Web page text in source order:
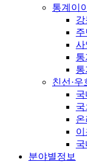
통계이
사
통
친선·우
국
국
분야별정보